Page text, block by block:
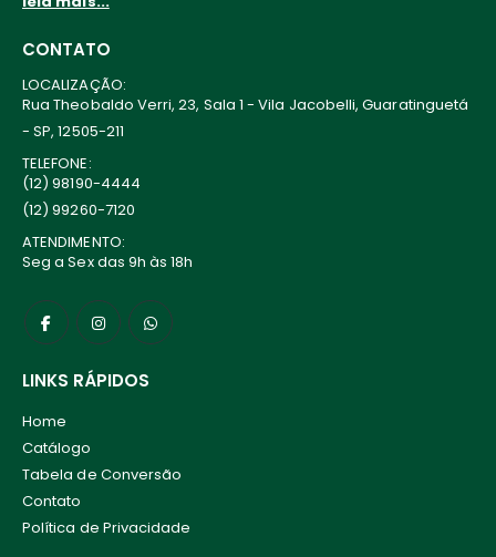
CONTATO
LOCALIZAÇÃO:
Rua Theobaldo Verri, 23, Sala 1 - Vila Jacobelli, Guaratinguetá
- SP, 12505-211
TELEFONE:
(12) 98190-4444
(12) 99260-7120
ATENDIMENTO:
Seg a Sex das 9h às 18h
LINKS RÁPIDOS
Home
Catálogo
Tabela de Conversão
Contato
Política de Privacidade